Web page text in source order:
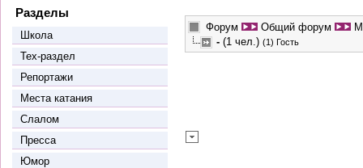
Разделы
Школа
Тех-раздел
Репортажи
Места катания
Слалом
Пресса
Юмор
Форум Общий форум
-(1 чел.) (1) Гость